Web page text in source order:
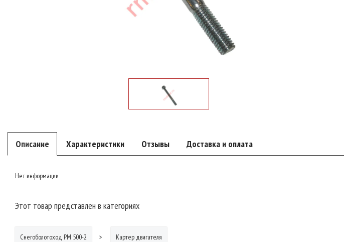
Описание Характеристики Отзывы Доставка и оплата
Нет информации
Этот товар представлен в категориях
Снегоболотоход РМ 500-2 Картер двигателя